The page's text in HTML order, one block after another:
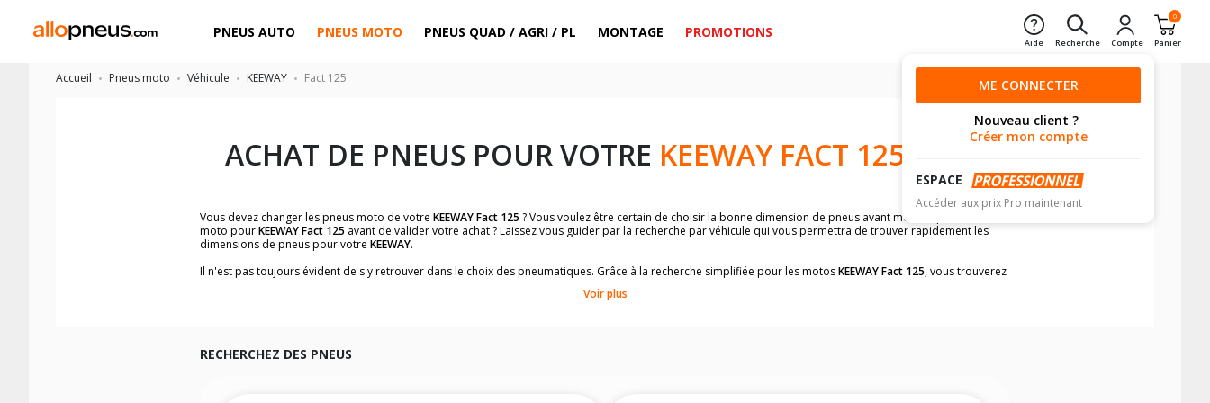
PNEUS AUTO PNEUS MOTO PNEUS QUAD / AGRI / PL MONTAGE PROMOTIONS
Aide Recherche Compte
0
Panier
ME CONNECTER
Nouveau client ?
Créer mon compte
ESPACE
Accéder aux prix Pro maintenant
Accueil Pneus moto Véhicule KEEWAY Fact 125
ACHAT DE PNEUS POUR VOTRE KEEWAY FACT 125
Vous devez changer les pneus moto de votre KEEWAY Fact 125 ? Vous voulez être certain de choisir la bonne dimension de pneus avant moto et pneus arrière
moto pourKEEWAY Fact 125 avant de valider votre achat ? Laissez vous guider par la recherche par véhicule qui vous permettra de trouver rapidement les
dimensions de pneus pour votre KEEWAY.
Il n'est pas toujours évident de s'y retrouver dans le choix des pneumatiques. Grâce à la recherche simplifiée pour les motosKEEWAY Fact 125, vous trouverez
Vous ne savez pas comment trouver les dimensions de vos pneus ? Ces informations sont indiquées sur le flanc des pneumatiques, dans le carnet de bord de
facilement.
Voir plus
RECHERCHEZ DES PNEUS